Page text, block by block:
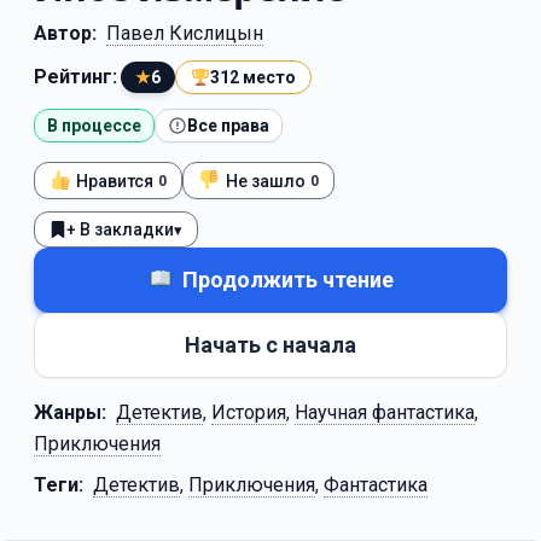
Автор: Павел Кислицын
Рейтинг:
★6 312 место
В процессе Все права
Нравится 0 Не зашло 0
+ В закладки▾
Продолжить чтение
Начать с начала
Жанры: Детектив, История, Научная фантастика,
Приключения
Теги: Детектив, Приключения, Фантастика